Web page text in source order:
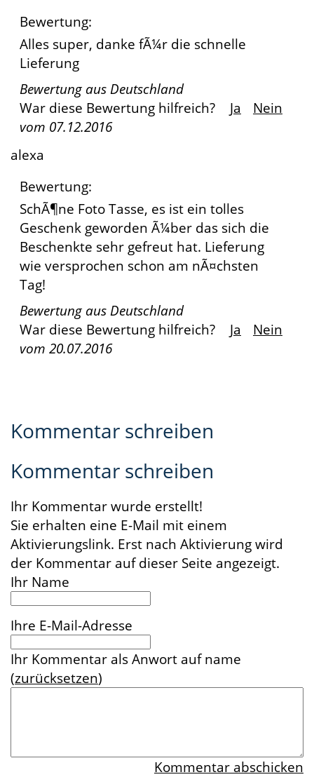
Bewertung:
Alles super, danke fÃ¼r die schnelle
Lieferung
Bewertung ausDeutschland
War diese Bewertung hilfreich?
Ja
Nein
vom 07.12.2016
alexa
Bewertung:
SchÃ¶ne Foto Tasse, es ist ein tolles
Geschenk geworden Ã¼ber das sich die
Beschenkte sehr gefreut hat. Lieferung
wie versprochen schon am nÃ¤chsten
Tag!
Bewertung ausDeutschland
War diese Bewertung hilfreich?
Ja
Nein
vom 20.07.2016
Kommentar schreiben
Kommentar schreiben
Ihr Kommentar wurde erstellt!
Sie erhalten eine E-Mail mit einem
Aktivierungslink. Erst nach Aktivierung wird
der Kommentar auf dieser Seite angezeigt.
Ihr Name
Ihre E-Mail-Adresse
Ihr Kommentar als Anwort aufname
(zurücksetzen)
Kommentar abschicken